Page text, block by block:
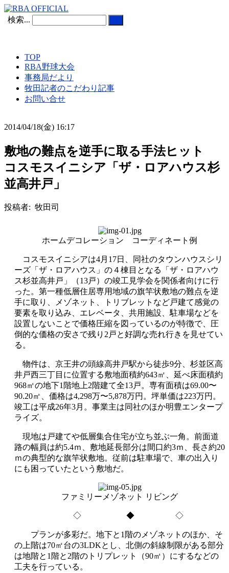
検索...
TOP
RBA野球大会
事務局だより
牧田記者のこだわり記事
お問い合せ
2014/04/18(金) 16:17
敷地の難点を逆手に取る手法ヒット
コスモスイニシア「ザ・ロアハウス杉
並高井戸」
投稿者: 牧田司
ホームデコレーション コーディネート例
コスモスイニシアは4月17日、同社のタウンハウスシリ
ーズ「ザ・ロアハウス」の４棟目となる「ザ・ロアハウ
ス杉並高井戸」（13戸）の竣工見学会を関係者向けに行
った。第一種低層住居専用地域の旗竿状敷地の難点を逆
手に取り、メゾネット、トリブレットなど戸建て感覚の
要素を取り込み、エレベータ、共用施設、駐車場などを
設置しないことで価格圧縮を図っているのが特徴で、圧
倒的な価格の安さで残り2戸と好調な売れ行きを見せてい
る。
物件は、京王井の頭線高井戸駅から徒歩9分、杉並区高
井戸西三丁目に位置する敷地面積約643㎡、延べ床面積約
968㎡の地下1階地上2階建て全13戸。専有面積は69.00〜
90.20㎡、価格は4,298万〜5,878万円。坪単価は223万円。
竣工は平成26年3月。事業主は同社のほか明豊エンタープ
ライズ。
現地は戸建てや低層集合住宅が立ち並ぶ一角。前面道
路の幅員は約5.4ｍ、敷地延長部分は間口約3ｍ、長さ約20
ｍの典型的な旗竿状敷地。従前は駐車場で、車の出入り
にも困っていたという敷地だ。
ファミリーメゾネット リビング
◇ ◆ ◇
プランが多彩だ。地下と1階のメゾネットのほか、そ
の上階は70㎡台の3LDKとし、北側の斜線制限がある部分
は地階と1階と2階のトリプレット（90㎡）にするなどの
工夫を行っている。